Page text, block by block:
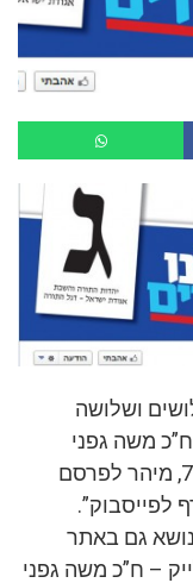
ושלושה
משה גפני
בפייסבוק. בני משה, כתב באתר ערוץ 7, מיהר לפרסם
גם באתר
– ח”כ משה גפני